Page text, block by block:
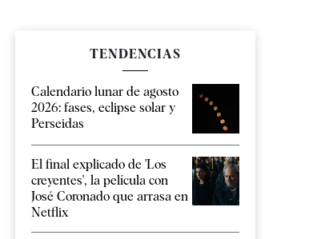
TENDENCIAS
Calendario lunar de agosto
2026: fases, eclipse solar y
Perseidas
El final explicado de 'Los
creyentes', la película con
José Coronado que arrasa en
Netflix